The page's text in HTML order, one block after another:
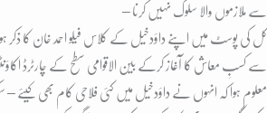
سے ملازموں والا سلوک نہیں کرنا –
کل کی پوسٹ میں اپنے داؤدخیل کے کلاس فیلو احمد خان کا ذکر
سے کسبِ معاش کا آغاز کرکے بین الاقوامی سطح کے چارٹرڈ
معلوم ہوا کہ انہوں نے داؤدخیل میں کئی فلاحی کام بھی کیئے –